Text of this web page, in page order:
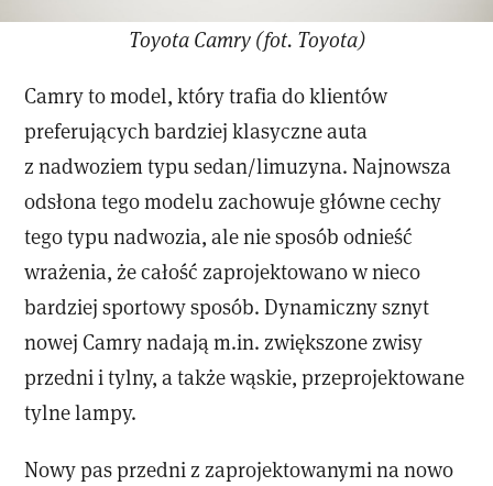
Toyota Camry (fot. Toyota)
Camry to model, który trafia do klientów
preferujących bardziej klasyczne auta
z nadwoziem typu sedan/limuzyna. Najnowsza
odsłona tego modelu zachowuje główne cechy
tego typu nadwozia, ale nie sposób odnieść
wrażenia, że całość zaprojektowano w nieco
bardziej sportowy sposób. Dynamiczny sznyt
nowej Camry nadają m.in. zwiększone zwisy
przedni i tylny, a także wąskie, przeprojektowane
tylne lampy.
Nowy pas przedni z zaprojektowanymi na nowo